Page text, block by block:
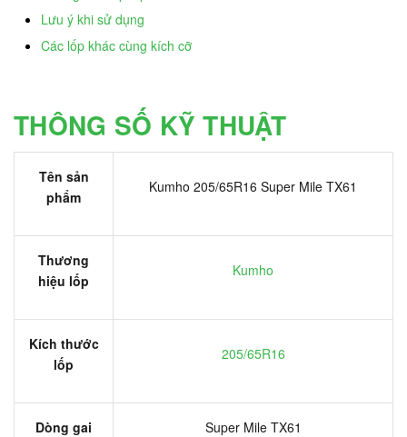
Lưu ý khi sử dụng
Các lốp khác cùng kích cỡ
THÔNG SỐ KỸ THUẬT
Tên sản
phẩm
Kumho 205/65R16 Super Mile TX61
Thương
hiệu lốp
Kumho
Kích thước
lốp
205/65R16
Dòng gai Super Mile TX61